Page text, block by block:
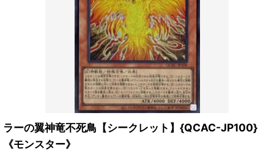
ラーの翼神竜不死鳥【シークレット】{QCAC-JP100}
《モンスター》